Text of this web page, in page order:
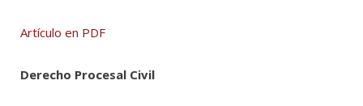
Artículo en PDF
Derecho Procesal Civil